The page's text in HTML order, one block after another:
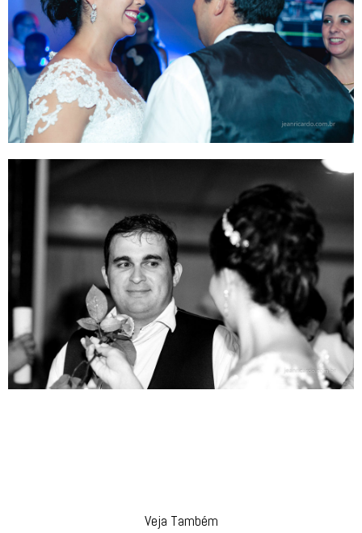
Veja Também